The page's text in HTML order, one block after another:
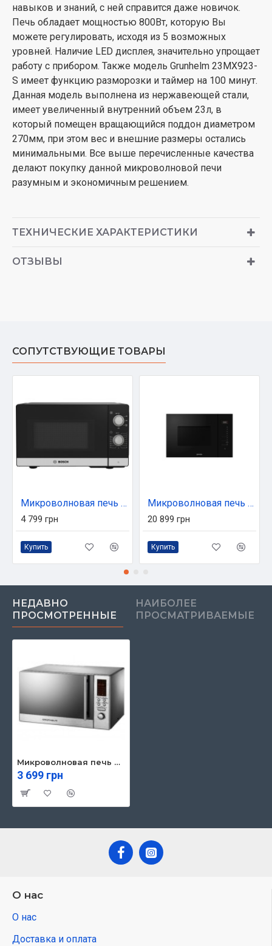
навыков и знаний, с ней справится даже новичок.
Печь обладает мощностью 800Вт, которую Вы
можете регулировать, исходя из 5 возможных
уровней. Наличие LED дисплея, значительно упрощает
работу с прибором. Также модель Grunhelm 23MX923-
S имеет функцию разморозки и таймер на 100 минут.
Данная модель выполнена из нержавеющей стали,
имеет увеличенный внутренний объем 23л, в
который помещен вращающийся поддон диаметром
270мм, при этом вес и внешние размеры остались
минимальными. Все выше перечисленные качества
делают покупку данной микроволновой печи
разумным и экономичным решением.
ТЕХНИЧЕСКИЕ ХАРАКТЕРИСТИКИ
ОТЗЫВЫ
СОПУТСТВУЮЩИЕ ТОВАРЫ
Микроволновая печь Bosch FFL020MS1
4 799 грн
Купить
Микроволновая печь Gorenje BMI251SG3BG
20 899 грн
Купить
НЕДАВНО
ПРОСМОТРЕННЫЕ
НАИБОЛЕЕ
ПРОСМАТРИВАЕМЫЕ
Микроволновая печь Grunhelm 23MX-923-S
3 699 грн
О нас
О нас
Доставка и оплата